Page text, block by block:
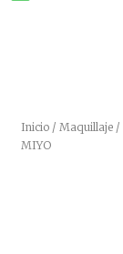
Inicio / Maquillaje /
MIYO